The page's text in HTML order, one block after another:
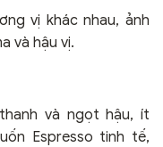
vị khác nhau, ảnh
và hậu vị.
và ngọt hậu, ít
Espresso tinh tế,